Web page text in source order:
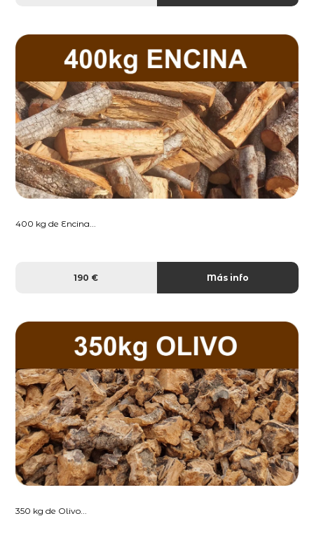
400 kg de Encina...
190 € Más info
350 kg de Olivo...